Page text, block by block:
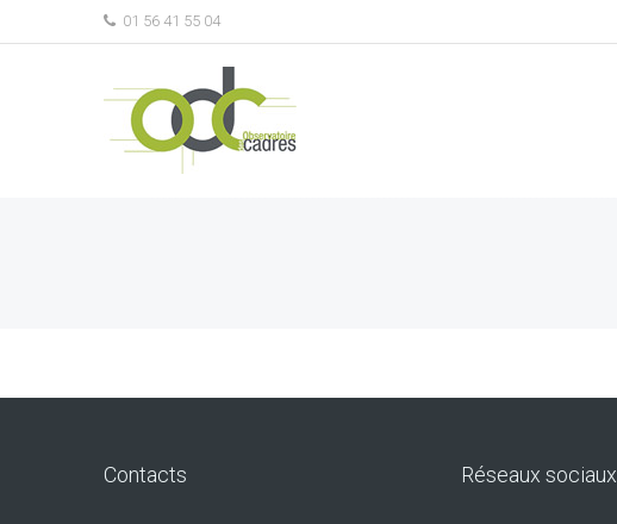
01 56 41 55 04
Contacts Réseaux sociaux